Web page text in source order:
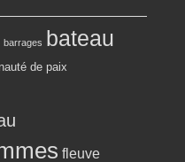
barrages bateau
de paix
fleuve